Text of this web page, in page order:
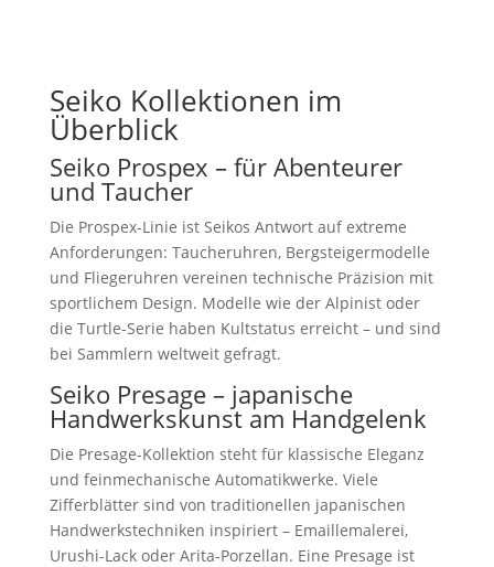
Seiko Kollektionen im
Überblick
Seiko Prospex – für Abenteurer
und Taucher
Die Prospex-Linie ist Seikos Antwort auf extreme
Anforderungen: Taucheruhren, Bergsteigermodelle
und Fliegeruhren vereinen technische Präzision mit
sportlichem Design. Modelle wie der Alpinist oder
die Turtle-Serie haben Kultstatus erreicht – und sind
bei Sammlern weltweit gefragt.
Seiko Presage – japanische
Handwerkskunst am Handgelenk
Die Presage-Kollektion steht für klassische Eleganz
und feinmechanische Automatikwerke. Viele
Zifferblätter sind von traditionellen japanischen
Handwerkstechniken inspiriert – Emaillemalerei,
Urushi-Lack oder Arita-Porzellan. Eine Presage ist